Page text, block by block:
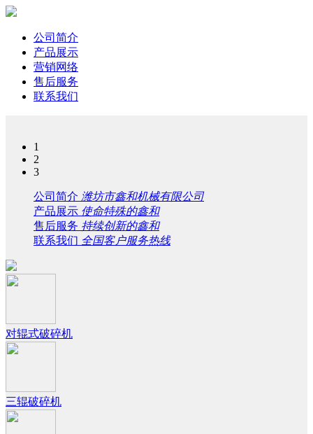
公司简介
产品展示
营销网络
售后服务
联系我们
1
2
3
公司简介 潍坊市鑫和机械有限公司
产品展示 使命特殊的鑫和
售后服务 持续创新的鑫和
联系我们 全国客户服务热线
对辊式破碎机
三辊破碎机